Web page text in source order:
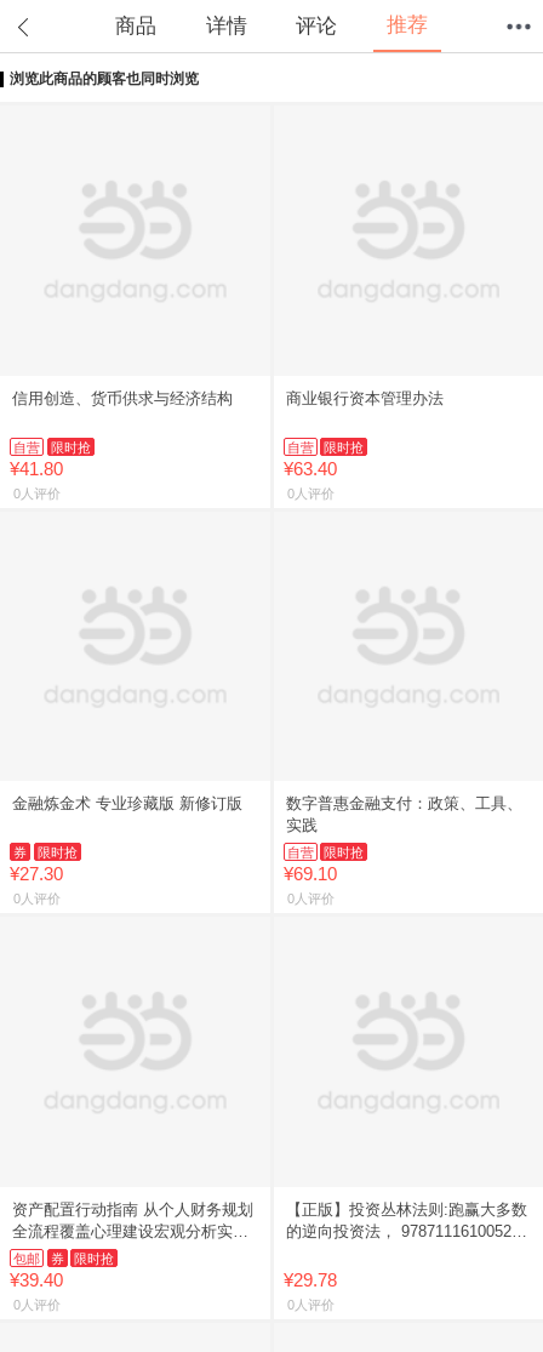
商品 详情 评论 推荐
浏览此商品的顾客也同时浏览
信用创造、货币供求与经济结构
自营 限时抢
¥41.80
0人评价
商业银行资本管理办法
自营 限时抢
¥63.40
0人评价
金融炼金术 专业珍藏版 新修订版
券 限时抢
¥27.30
0人评价
数字普惠金融支付：政策、工具、
实践
自营 限时抢
¥69.10
0人评价
资产配置行动指南 从个人财务规划
全流程覆盖心理建设宏观分析实操
方法助你摆脱跟风投资在不确定市
场中守住财富稳步增值家庭理财
包邮 券 限时抢
¥39.40
0人评价
【正版】投资丛林法则:跑赢大多数
的逆向投资法， 9787111610052，
是一本的价格
¥29.78
0人评价